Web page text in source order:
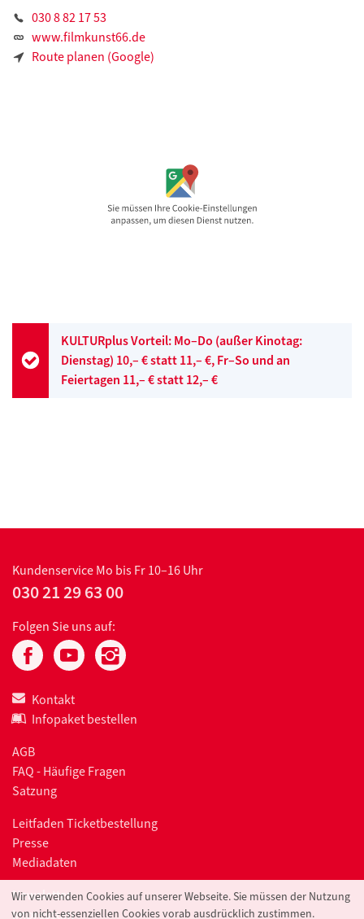
030 8 82 17 53
www.filmkunst66.de
Route planen (Google)
KULTURplus Vorteil: Mo–Do (außer Kinotag:
Dienstag) 10,– € statt 11,– €, Fr–So und an
Feiertagen 11,– € statt 12,– €
KundenserviceMo bis Fr 10–16 Uhr
030 21 29 63 00
Folgen Sie uns auf:
Kontakt
Infopaket bestellen
AGB
FAQ - Häufige Fragen
Satzung
Leitfaden Ticketbestellung
Presse
Mediadaten
Newsletter
Impressum
Wir verwenden Cookies auf unserer Webseite. Sie müssen der Nutzung
von nicht-essenziellen Cookies vorab ausdrücklich zustimmen.